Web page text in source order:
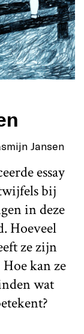
Jansen
essay
bij
in deze
Hoeveel
ze zijn
kan ze
wat